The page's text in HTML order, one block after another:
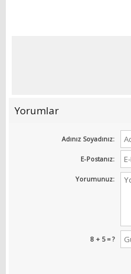
Yorumlar
Adınız Soyadınız:
E-Postanız:
Yorumunuz:
8 + 5 = ?